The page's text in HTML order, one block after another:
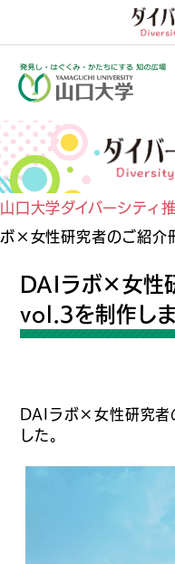
山口大学ダイバーシティ
ボ×女性研究者のご紹介
DAIラボ×女性
vol.3を制作し
DAIラボ×女性研究者
した。